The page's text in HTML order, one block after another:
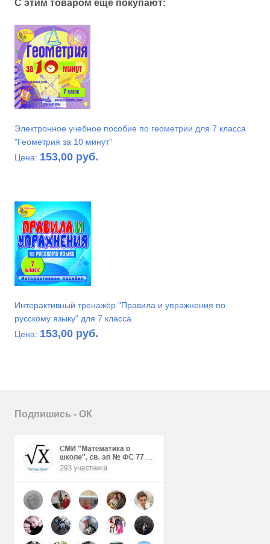
С этим товаром ещё покупают:
Электронное учебное пособие по геометрии для 7 класса
"Геометрия за 10 минут"
Цена: 153,00 руб.
Интерактивный тренажёр "Правила и упражнения по
русскому языку" для 7 класса
Цена: 153,00 руб.
Подпишись - ОК